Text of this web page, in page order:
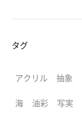
タグ
アクリル 抽象
海 油彩 写実